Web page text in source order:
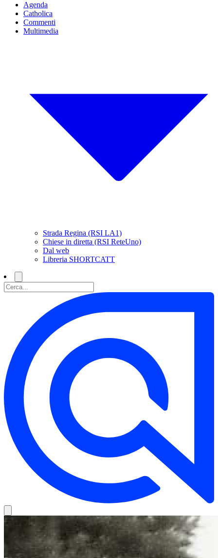
Agenda
Catholica
Commenti
Multimedia
Strada Regina (RSI LA1)
Chiese in diretta (RSI ReteUno)
Dal web
Libreria SHORTCATT